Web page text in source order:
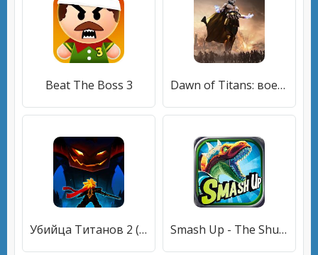
Beat The Boss 3 Dawn of Titans: военная РПГ-стратегия
Убийца Титанов 2 (Tap Titans 2) Smash Up - The Shufflebuilding Game